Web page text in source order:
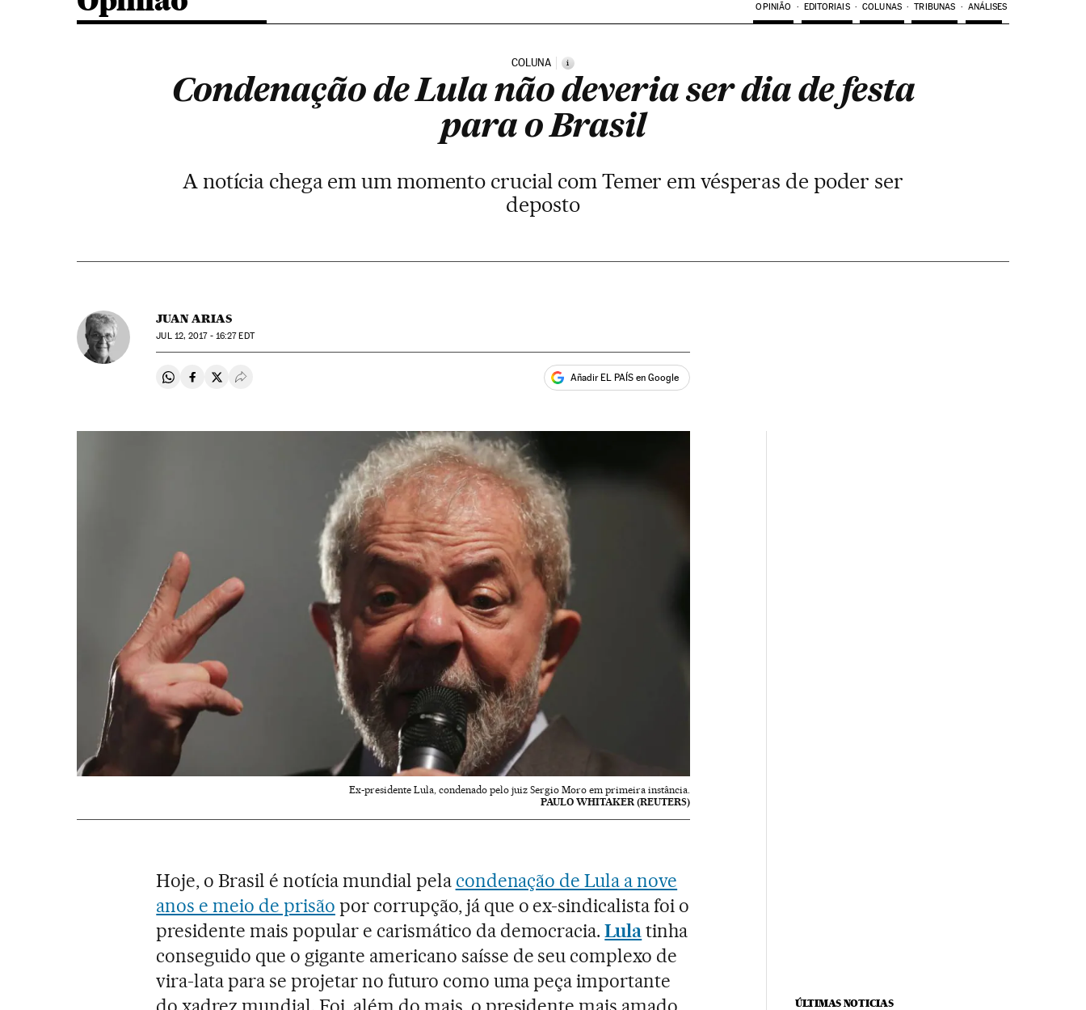
OPINIÃO EDITORIAIS COLUNAS TRIBUNAS ANÁLISES
COLUNA i
Condenação de Lula não deveria ser dia de festa
para o Brasil
A notícia chega em um momento crucial com Temer em vésperas de poder ser
deposto
JUAN ARIAS
JUL12, 2017 - 16:27EDT
Compartir en Whatsapp
Compartir en Facebook
Compartir en Twitter
Desplegar Redes Sociales Añadir EL PAÍS en Google
Ex-presidente Lula, condenado pelo juiz Sergio Moro em primeira instância.
PAULO WHITAKER (REUTERS)
Hoje, o Brasil é notícia mundial pela condenação de Lula a nove
anos e meio de prisão por corrupção, já que o ex-sindicalista foi o
presidente mais popular e carismático da democracia.Lulatinha
conseguido que o gigante americano saísse de seu complexo de
vira-lata para se projetar no futuro como uma peça importante
ÚLTIMAS NOTICIAS